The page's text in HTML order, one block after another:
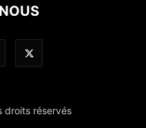
droits réservés